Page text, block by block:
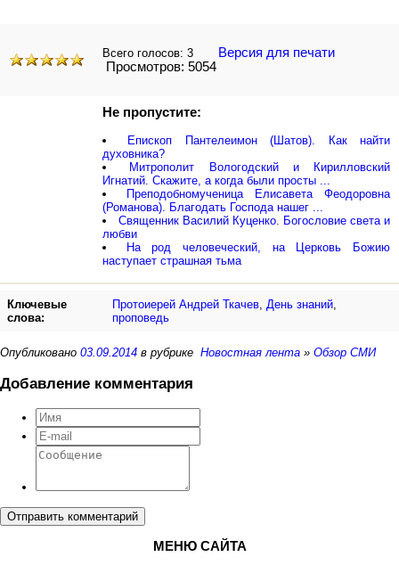
Всего голосов: 3
Версия для печати
Просмотров: 5054
Не пропустите:
Епископ Пантелеимон (Шатов). Как найти
духовника?
Митрополит Вологодский и Кирилловский
Игнатий. Скажите, а когда были просты ...
Преподобномученица Елисавета Феодоровна
(Романова). Благодать Господа нашег ...
Священник Василий Куценко. Богословие света и
любви
На род человеческий, на Церковь Божию
наступает страшная тьма
Ключевые
слова:
Протоиерей Андрей Ткачев, День знаний,
проповедь
Опубликовано 03.09.2014 в рубрике Новостная лента » Обзор СМИ
Добавление комментария
Отправить комментарий
МЕНЮ САЙТА